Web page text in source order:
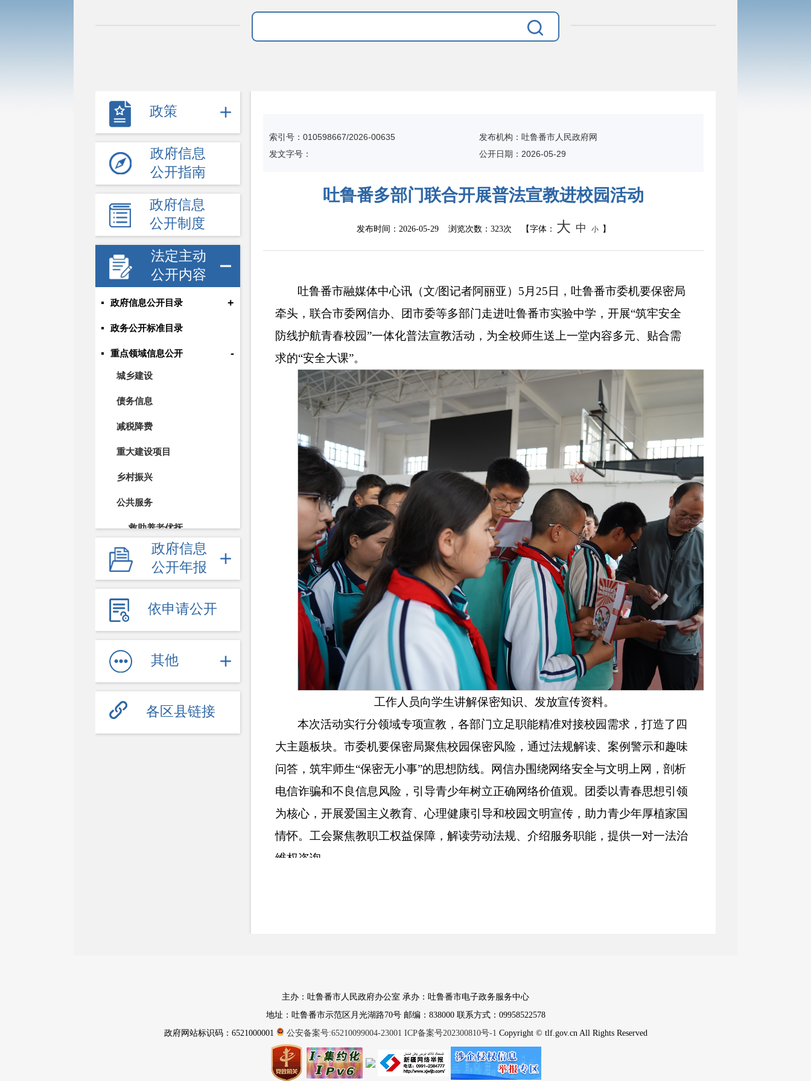
政策
政府信息
公开指南
政府信息
公开制度
法定主动
公开内容
政府信息公开目录 +
政务公开标准目录
重点领域信息公开 -
城乡建设
债务信息
减税降费
重大建设项目
乡村振兴
公共服务
救助养老优抚
教育信息
医疗卫生（疫情防控）
文体旅游
社会保障
劳动就业
公共企事业信息
社会公益事业建设
政府信息
公开年报
依申请公开
其他
各区县链接
索引号：010598667/2026-00635
发布机构：吐鲁番市人民政府网
发文字号：
公开日期：2026-05-29
吐鲁番多部门联合开展普法宣教进校园活动
发布时间： 2026-05-29浏览次数： 323次 【字体： 大 中 小 】
吐鲁番市融媒体中心讯（文/图记者阿丽亚）5月25日，吐鲁番市委机要保密局
牵头，联合市委网信办、团市委等多部门走进吐鲁番市实验中学，开展“筑牢安全
防线护航青春校园”一体化普法宣教活动，为全校师生送上一堂内容多元、贴合需
求的“安全大课”。
工作人员向学生讲解保密知识、发放宣传资料。
本次活动实行分领域专项宣教，各部门立足职能精准对接校园需求，打造了四
大主题板块。市委机要保密局聚焦校园保密风险，通过法规解读、案例警示和趣味
问答，筑牢师生“保密无小事”的思想防线。网信办围绕网络安全与文明上网，剖析
电信诈骗和不良信息风险，引导青少年树立正确网络价值观。团委以青春思想引领
为核心，开展爱国主义教育、心理健康引导和校园文明宣传，助力青少年厚植家国
情怀。工会聚焦教职工权益保障，解读劳动法规、介绍服务职能，提供一对一法治
维权咨询。
主办：吐鲁番市人民政府办公室 承办：吐鲁番市电子政务服务中心
地址：吐鲁番市示范区月光湖路70号 邮编：838000 联系方式：09958522578
政府网站标识码：6521000001
公安备案号:65210099004-23001 ICP备案号202300810号-1 Copyright © tlf.gov.cn All Rights Reserved